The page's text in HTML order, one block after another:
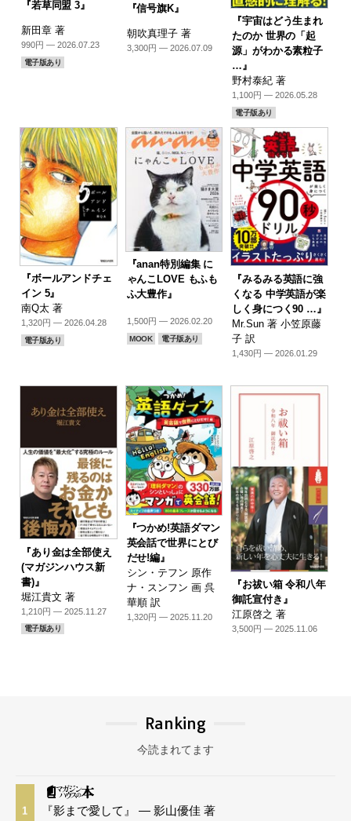
『若草同盟 3』
新田章 著
990円 — 2026.07.23
電子版あり
『信号旗K』
朝吹真理子 著
3,300円 — 2026.07.09
『宇宙はどう生まれ
たのか 世界の「起
源」がわかる素粒子
…』
野村泰紀 著
1,100円 — 2026.05.28
電子版あり
『ボールアンドチェ
イン 5』
南Q太 著
1,320円 — 2026.04.28
電子版あり
『anan特別編集 に
ゃんこLOVE もふも
ふ大豊作』
1,500円 — 2026.02.20
MOOK 電子版あり
『みるみる英語に強
くなる 中学英語が楽
しく身につく90 …』
Mr.Sun 著 小笠原藤
子 訳
1,430円 — 2026.01.29
『あり金は全部使え
(マガジンハウス新
書)』
堀江貴文 著
1,210円 — 2025.11.27
電子版あり
『つかめ!英語ダマン
英会話で世界にとび
だせ!編』
シン・テフン 原作
ナ・スンフン 画 呉
華順 訳
1,320円 — 2025.11.20
『お祓い箱 令和八年
御託宣付き』
江原啓之 著
3,500円 — 2025.11.06
Ranking
今読まれてます
1 『影まで愛して』 — 影山優佳 著